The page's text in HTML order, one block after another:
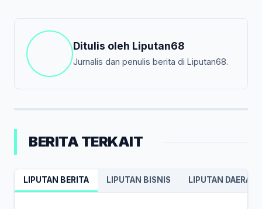
Ditulis oleh Liputan68
Jurnalis dan penulis berita di Liputan68.
BERITA TERKAIT
LIPUTAN BERITA LIPUTAN BISNIS LIPUTAN DAERAH